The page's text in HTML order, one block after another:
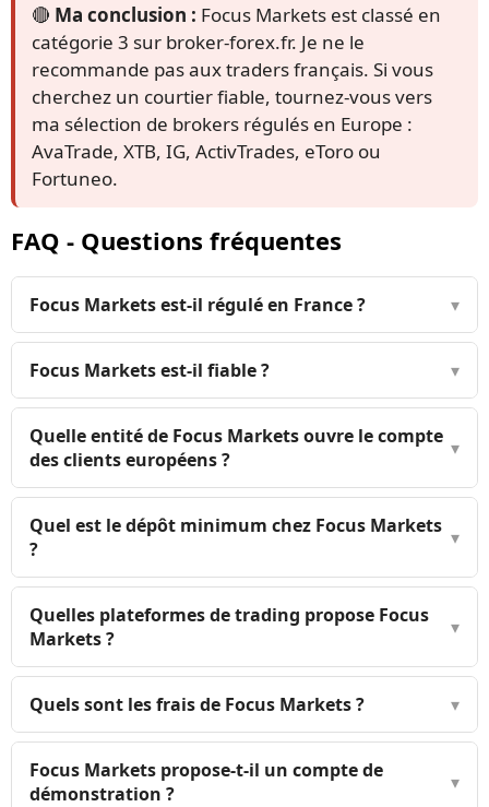
🔴 Ma conclusion : Focus Markets est classé en
catégorie 3 sur broker-forex.fr. Je ne le
recommande pas aux traders français. Si vous
cherchez un courtier fiable, tournez-vous vers
ma sélection de brokers régulés en Europe :
AvaTrade, XTB, IG, ActivTrades, eToro ou
Fortuneo.
FAQ - Questions fréquentes
Focus Markets est-il régulé en France ? ▾
Focus Markets est-il fiable ? ▾
Quelle entité de Focus Markets ouvre le compte
des clients européens ?
▾
Quel est le dépôt minimum chez Focus Markets
?
▾
Quelles plateformes de trading propose Focus
Markets ?
▾
Quels sont les frais de Focus Markets ? ▾
Focus Markets propose-t-il un compte de
démonstration ?
▾